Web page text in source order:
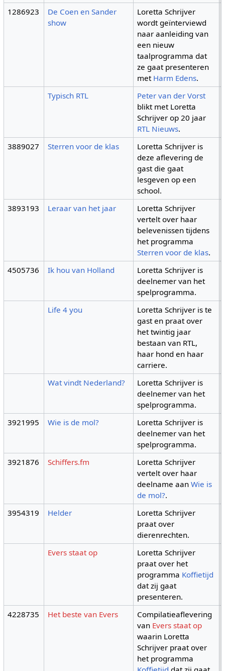
1286923
De Coen en Sander
show
Loretta Schrijver
wordt geïnterviewd
naar aanleiding van
een nieuw
taalprogramma dat
ze gaat presenteren
met Harm Edens.
Typisch RTL
Peter van der Vorst
blikt met Loretta
Schrijver op 20 jaar
RTL Nieuws.
3889027 Sterren voor de klas
Loretta Schrijver is
deze aflevering de
gast die gaat
lesgeven op een
school.
3893193 Leraar van het jaar
Loretta Schrijver
vertelt over haar
belevenissen tijdens
het programma
Sterren voor de klas.
4505736 Ik hou van Holland
Loretta Schrijver is
deelnemer van het
spelprogramma.
Life 4 you
Loretta Schrijver is te
gast en praat over
het twintig jaar
bestaan van RTL,
haar hond en haar
carriere.
Wat vindt Nederland?
Loretta Schrijver is
deelnemer van het
spelprogramma.
3921995 Wie is de mol?
Loretta Schrijver is
deelnemer van het
spelprogramma.
3921876 Schiffers.fm
Loretta Schrijver
vertelt over haar
deelname aanWie is
de mol?.
3954319 Helder
Loretta Schrijver
praat over
dierenrechten.
Evers staat op
Loretta Schrijver
praat over het
programma Koffietijd
dat zij gaat
presenteren.
4228735 Het beste van Evers
Compilatieaflevering
van Evers staat op
waarin Loretta
Schrijver praat over
het programma